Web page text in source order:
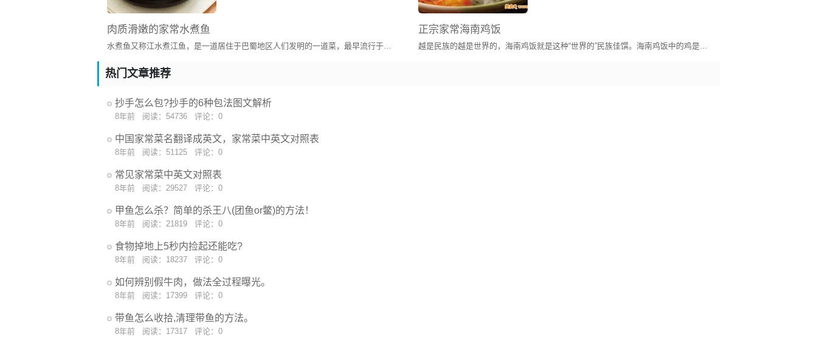
肉质滑嫩的家常水煮鱼
水煮鱼又称江水煮江鱼，是一道居住于巴蜀地区人们发明的一道菜，最早流行于四川地区（包括现重庆市）。
正宗家常海南鸡饭
越是民族的越是世界的，海南鸡饭就是这种“世界的”民族佳馔。海南鸡饭中的鸡是白切鸡，肉鲜多汁、爽滑脆嫩；饭是米饭团，鸡汤烹煮，浓郁细腻。它不只是白切鸡和米饭团的简单搭配，更深得中国传统美食文化中的浸润濡染之道，讲究的是火候的把握和食材的契合。正如电影《海南鸡饭》里张艾嘉的母亲角色，传递的是文化的包容和关爱的无边。
热门文章推荐
抄手怎么包?抄手的6种包法图文解析
8年前 阅读：54736 评论：0
中国家常菜名翻译成英文，家常菜中英文对照表
8年前 阅读：51125 评论：0
常见家常菜中英文对照表
8年前 阅读：29527 评论：0
甲鱼怎么杀？简单的杀王八(团鱼or鳖)的方法！
8年前 阅读：21819 评论：0
食物掉地上5秒内捡起还能吃?
8年前 阅读：18237 评论：0
如何辨别假牛肉，做法全过程曝光。
8年前 阅读：17399 评论：0
带鱼怎么收拾,清理带鱼的方法。
8年前 阅读：17317 评论：0